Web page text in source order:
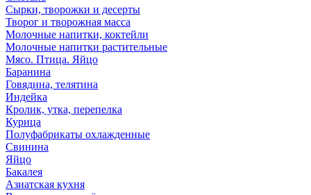
Сырки, творожки и десерты
Творог и творожная масса
Молочные напитки, коктейли
Молочные напитки растительные
Мясо. Птица. Яйцо
Баранина
Говядина, телятина
Индейка
Кролик, утка, перепелка
Курица
Полуфабрикаты охлажденные
Свинина
Яйцо
Бакалея
Азиатская кухня